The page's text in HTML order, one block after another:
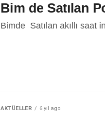
Bim de Satılan
Bimde Satılan akıllı saat
AKTÜELLER 6 yıl ago